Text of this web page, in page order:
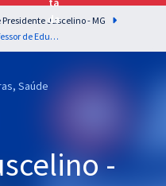
Juscelino - MG
Prefeitura de Presidente Juscelino - MG - Professor de Educação Básica 2 - Educação Física
Saúde
-